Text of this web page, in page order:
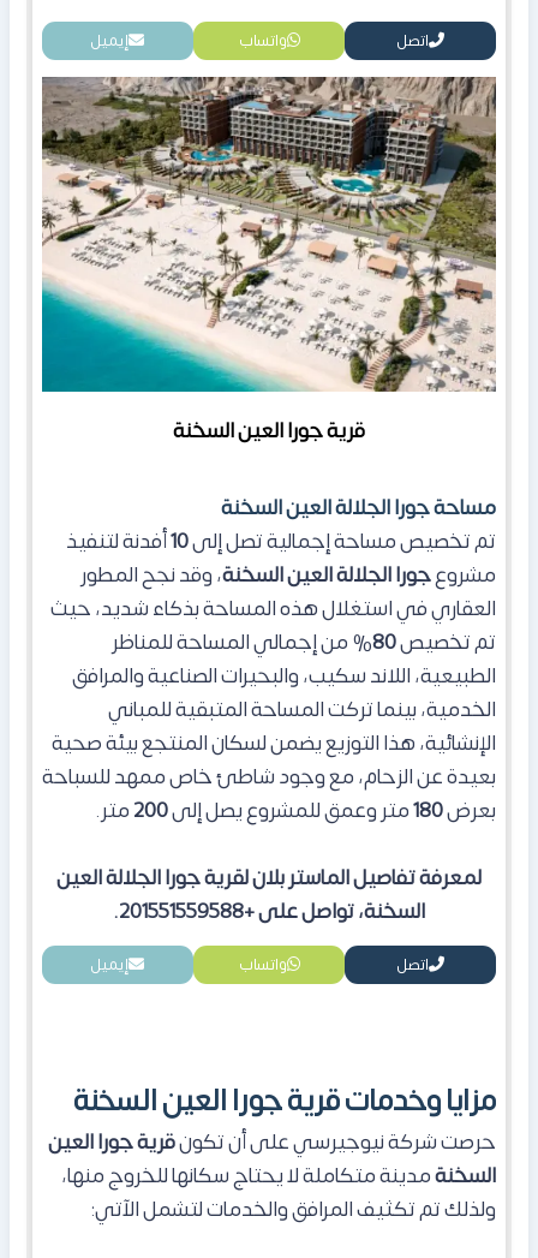
اتصل واتساب إيميل
قرية جورا العين السخنة
مساحة جورا الجلالة العين السخنة
تم تخصيص مساحة إجمالية تصل إلى10أفدنة لتنفيذ
مشروعجورا الجلالة العين السخنة، وقد نجح المطور
العقاري في استغلال هذه المساحة بذكاء شديد، حيث
تم تخصيص80% من إجمالي المساحة للمناظر
الطبيعية، اللاند سكيب، والبحيرات الصناعية والمرافق
الخدمية، بينما تركت المساحة المتبقية للمباني
الإنشائية، هذا التوزيع يضمن لسكانالمنتجعبيئة صحية
بعيدة عن الزحام، مع وجود شاطئ خاص ممهد للسباحة
بعرض180متر وعمق للمشروع يصل إلى200متر.
لمعرفة تفاصيل الماستر بلان لقرية جورا الجلالة العين
السخنة، تواصل على +201551559588.
اتصل واتساب إيميل
مزايا وخدمات قرية جورا العين السخنة
حرصت شركة نيوجيرسي على أن تكونقرية جورا العين
السخنةمدينة متكاملة لا يحتاج سكانها للخروج منها،
ولذلك تم تكثيف المرافق والخدمات لتشمل الآتي: